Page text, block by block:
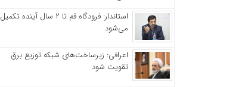
استاندار: فرودگاه قم تا ۲ سال آینده تکمیل
می‌شود
اعرافی: زیرساخت‌های شبکه توزیع برق
تقویت شود